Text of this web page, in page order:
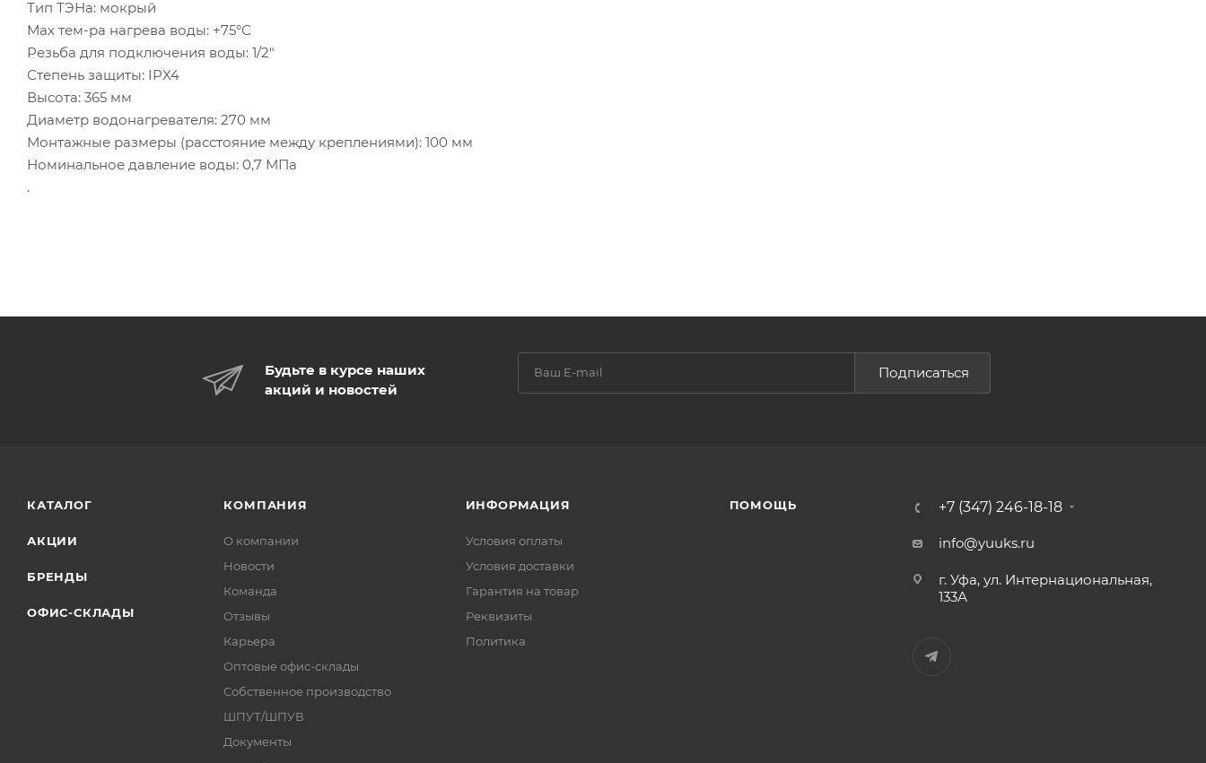
Тип ТЭНа: мокрый
Мах тем-ра нагрева воды: +75°С
Резьба для подключения воды: 1/2"
Степень защиты: IPX4
Высота: 365 мм
Диаметр водонагревателя: 270 мм
Монтажные размеры (расстояние между креплениями): 100 мм
Номинальное давление воды: 0,7 МПа
.
Будьте в курсе наших
акций и новостей
Подписаться
КАТАЛОГ
АКЦИИ
БРЕНДЫ
ОФИС-СКЛАДЫ
КОМПАНИЯ
О компании
Новости
Команда
Отзывы
Карьера
Оптовые офис-склады
Собственное производство
ШПУТ/ШПУВ
Документы
ИНФОРМАЦИЯ
Условия оплаты
Условия доставки
Гарантия на товар
Реквизиты
Политика
ПОМОЩЬ +7 (347) 246-18-18
info@yuuks.ru
г. Уфа, ул. Интернациональная,
133А